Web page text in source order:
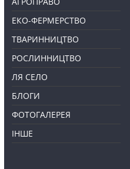
ЕКО-ФЕРМЕРСТВО
ТВАРИННИЦТВО
РОСЛИННИЦТВО
ЛЯ СЕЛО
БЛОГИ
ФОТОГАЛЕРЕЯ
ІНШЕ